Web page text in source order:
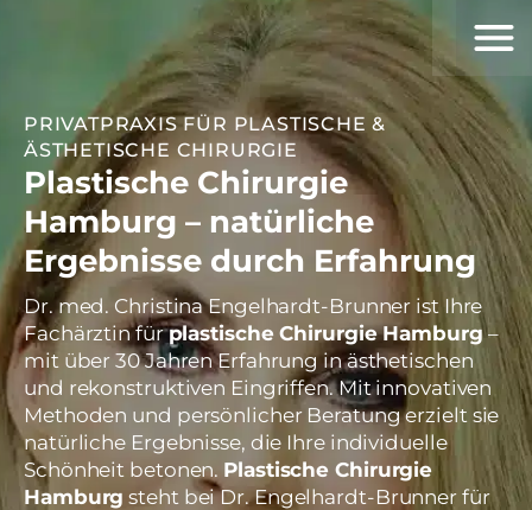
PRIVATPRAXIS FÜR PLASTISCHE &
ÄSTHETISCHE CHIRURGIE
Plastische Chirurgie
Hamburg – natürliche
Ergebnisse durch Erfahrung
Dr. med. Christina Engelhardt-Brunner ist Ihre
Fachärztin fürplastische Chirurgie Hamburg–
mit über 30 Jahren Erfahrung in ästhetischen
und rekonstruktiven Eingriffen. Mit innovativen
Methoden und persönlicher Beratung erzielt sie
natürliche Ergebnisse, die Ihre individuelle
Schönheit betonen. Plastische Chirurgie
Hamburg steht bei Dr. Engelhardt-Brunner für